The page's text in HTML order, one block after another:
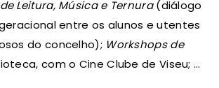
Leitura, Música e Ternura(diálogo
entre os alunos e utentes
do concelho); Workshops de
com o Cine Clube de Viseu; …